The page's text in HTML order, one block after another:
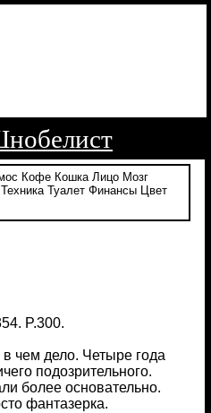
Кофе Кошка Лицо Мозг
Техника Туалет Финансы
Цвет
P.300.
чем дело. Четыре года
подозрительного.
более основательно.
фантазерка.